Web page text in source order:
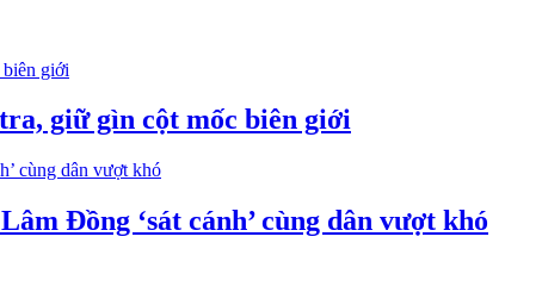
giữ gìn cột mốc biên giới
Đồng ‘sát cánh’ cùng dân vượt khó